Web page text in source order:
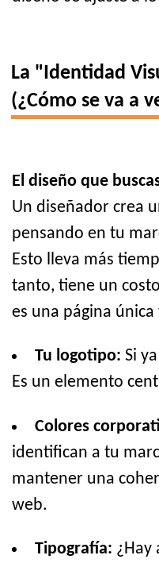
La "Identidad
(¿Cómo se va a
El diseño que
Un diseñador crea
pensando en tu
Esto lleva más
tanto, tiene un
es una página
Tu logotipo: Si
Es un elemento
Colores
identifican a tu
mantener una
web.
Tipografía: ¿Hay